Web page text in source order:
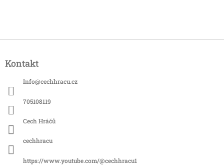
pKontakt
Info@cechhracu.cz
705108119
Cech Hráčů
cechhracu
https://www.youtube.com/@cechhracu1